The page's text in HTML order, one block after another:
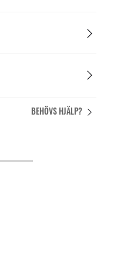
BEHÖVS HJÄLP?